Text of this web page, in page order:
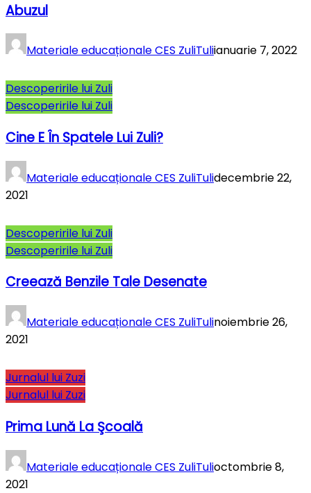
Abuzul
Materiale educaționale CES ZuliTuliianuarie 7, 2022
Descoperirile lui Zuli
Descoperirile lui Zuli
Cine E În Spatele Lui Zuli?
Materiale educaționale CES ZuliTulidecembrie 22,
2021
Descoperirile lui Zuli
Descoperirile lui Zuli
Creează Benzile Tale Desenate
Materiale educaționale CES ZuliTulinoiembrie 26,
2021
Jurnalul lui Zuzi
Jurnalul lui Zuzi
Prima Lună La Şcoală
Materiale educaționale CES ZuliTulioctombrie 8,
2021